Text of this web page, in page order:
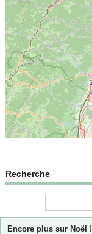
Recherche
Encore plus sur Noël !